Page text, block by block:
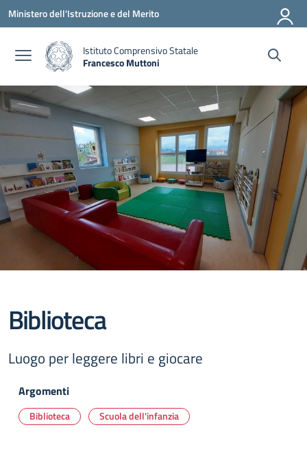
Vai ai contenuti
Vai al menu di navigazione
Vai al footer
Ministero dell'Istruzione e del Merito
Istituto Comprensivo Statale
Francesco Muttoni
Biblioteca
Luogo per leggere libri e giocare
Argomenti
Biblioteca Scuola dell'infanzia